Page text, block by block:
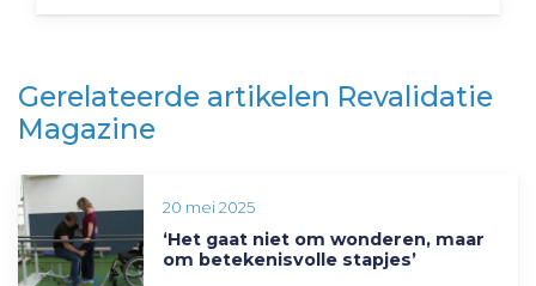
Gerelateerde artikelen Revalidatie
Magazine
20 mei 2025
‘Het gaat niet om wonderen, maar
om betekenisvolle stapjes’